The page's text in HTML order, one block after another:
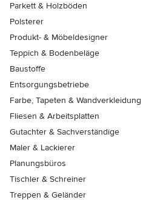
Parkett & Holzböden
Polsterer
Produkt- & Möbeldesigner
Teppich & Bodenbeläge
Baustoffe
Entsorgungsbetriebe
Farbe, Tapeten & Wandverkleidung
Fliesen & Arbeitsplatten
Gutachter & Sachverständige
Maler & Lackierer
Planungsbüros
Tischler & Schreiner
Treppen & Geländer